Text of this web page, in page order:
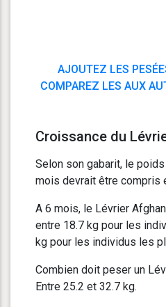
AJOUTEZ LES
COMPAREZ LES AUX
Croissance du
Selon son gabarit, le
mois devrait être compris
A 6 mois, le Lévrier
entre 18.7 kg pour les
kg pour les individus les
Combien doit peser un
Entre 25.2 et 32.7 kg.